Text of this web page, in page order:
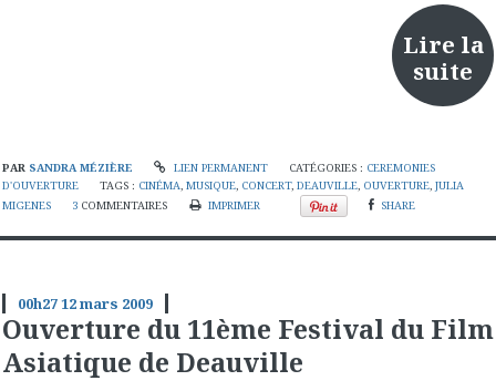
Lire la
suite
PAR SANDRA MÉZIÈRE LIEN PERMANENT CATÉGORIES : CEREMONIES
D'OUVERTURE
TAGS : CINÉMA,MUSIQUE, CONCERT,DEAUVILLE, OUVERTURE,JULIA
MIGENES
3 COMMENTAIRES IMPRIMER SHARE
00h2712mars 2009
Ouverture du 11ème Festival du Film
Asiatique de Deauville